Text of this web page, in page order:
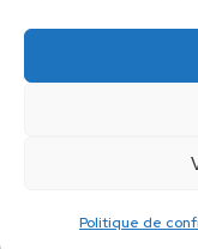
Politique de
Les recettes de
surveiller